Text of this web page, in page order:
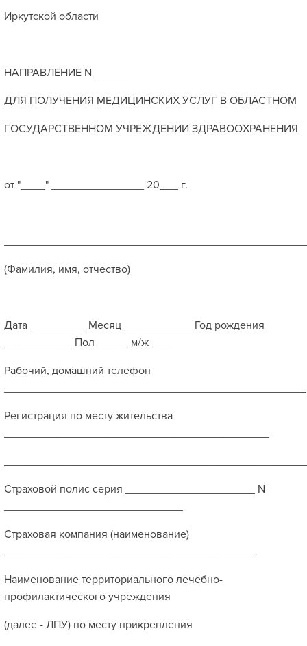
Иркутской области
НАПРАВЛЕНИЕ N ______
ДЛЯ ПОЛУЧЕНИЯ МЕДИЦИНСКИХ УСЛУГ В ОБЛАСТНОМ
ГОСУДАРСТВЕННОМ УЧРЕЖДЕНИИ ЗДРАВООХРАНЕНИЯ
от "____" _______________ 20___ г.
(Фамилия, имя, отчество)
Дата _________ Месяц ___________ Год рождения
___________ Пол _____ м/ж ___
Рабочий, домашний телефон
Регистрация по месту жительства
Страховой полис серия _____________________ N
Страховая компания (наименование)
Наименование территориального лечебно-
профилактического учреждения
(далее - ЛПУ) по месту прикрепления